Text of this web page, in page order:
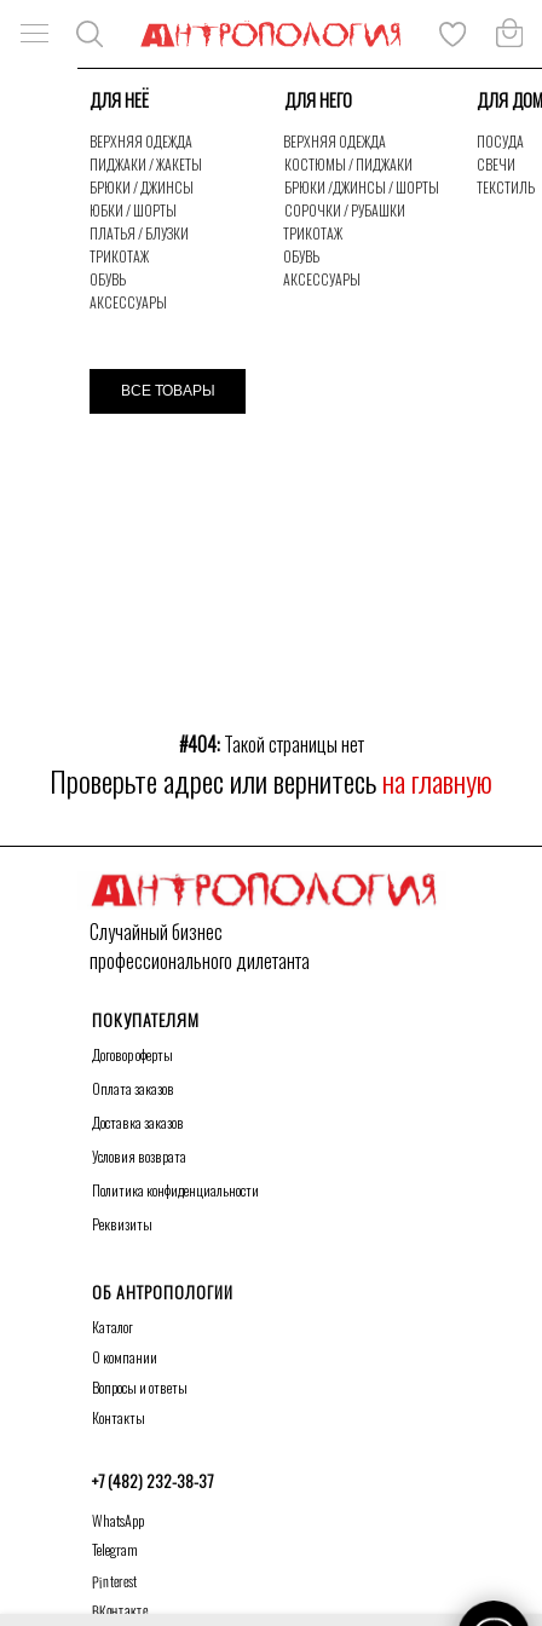
ДЛЯ НЕЁ ДЛЯ НЕГО ДЛЯ
ОБУВЬ
АКСЕССУАРЫ
ВЕРХНЯЯ ОДЕЖДА
ОБУВЬ
АКСЕССУАРЫ
ПОСУДА
ВСЕ ТОВАРЫ
СВЕЧИ
ТЕКСТИЛЬ
КОСТЮМЫ / ПИДЖАКИ
ТРИКОТАЖ
БРЮКИ /ДЖИНСЫ / ШОРТЫ
СОРОЧКИ / РУБАШКИ
ВЕРХНЯЯ ОДЕЖДА
ПИДЖАКИ / ЖАКЕТЫ
ТРИКОТАЖ
БРЮКИ / ДЖИНСЫ
ПЛАТЬЯ / БЛУЗКИ
ЮБКИ / ШОРТЫ
#404:Такой страницы нет
Проверьте адрес или вернитесьна главную
ПОКУПАТЕЛЯМ
Договор оферты
ОБ АНТРОПОЛОГИИ
Каталог
Оплата заказов
О компании
Вопросы и ответы
Контакты
Доставка заказов
Условия возврата
Политика конфиденциальности
Реквизиты
Случайный бизнес
профессионального дилетанта
WhatsApp
Telegram
Pinterest
ВКонтакте
+7 (482) 232-38-37